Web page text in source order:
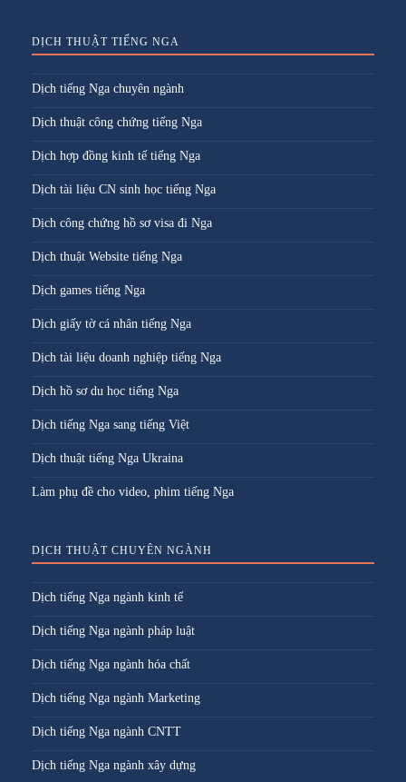
DỊCH THUẬT TIẾNG NGA
Dịch tiếng Nga chuyên ngành
Dịch thuật công chứng tiếng Nga
Dịch hợp đồng kinh tế tiếng Nga
Dịch tài liệu CN sinh học tiếng Nga
Dịch công chứng hồ sơ visa đi Nga
Dịch thuật Website tiếng Nga
Dịch games tiếng Nga
Dịch giấy tờ cá nhân tiếng Nga
Dịch tài liệu doanh nghiệp tiếng Nga
Dịch hồ sơ du học tiếng Nga
Dịch tiếng Nga sang tiếng Việt
Dịch thuật tiếng Nga Ukraina
Làm phụ đề cho video, phim tiếng Nga
DỊCH THUẬT CHUYÊN NGÀNH
Dịch tiếng Nga ngành kinh tế
Dịch tiếng Nga ngành pháp luật
Dịch tiếng Nga ngành hóa chất
Dịch tiếng Nga ngành Marketing
Dịch tiếng Nga ngành CNTT
Dịch tiếng Nga ngành xây dựng